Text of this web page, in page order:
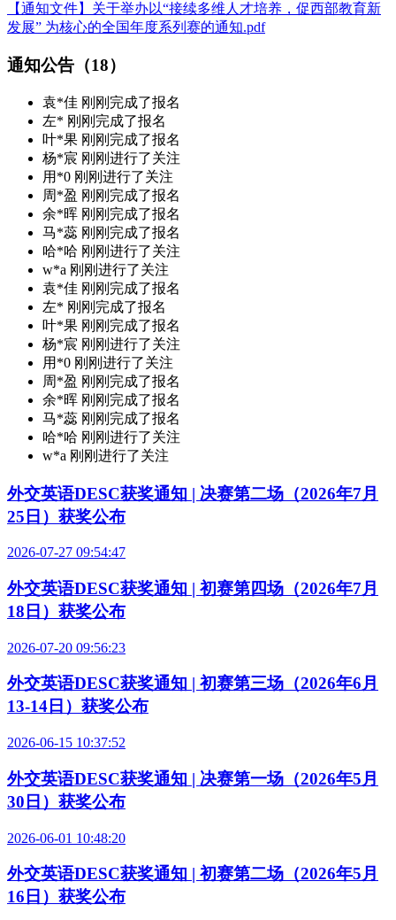
【通知文件】关于举办以“接续多维人才培养，促西部教育新
发展” 为核心的全国年度系列赛的通知.pdf
通知公告（18）
袁*佳 刚刚完成了报名
左* 刚刚完成了报名
叶*果 刚刚完成了报名
杨*宸 刚刚进行了关注
用*0 刚刚进行了关注
周*盈 刚刚完成了报名
余*晖 刚刚完成了报名
马*蕊 刚刚完成了报名
哈*哈 刚刚进行了关注
w*a 刚刚进行了关注
袁*佳 刚刚完成了报名
左* 刚刚完成了报名
叶*果 刚刚完成了报名
杨*宸 刚刚进行了关注
用*0 刚刚进行了关注
周*盈 刚刚完成了报名
余*晖 刚刚完成了报名
马*蕊 刚刚完成了报名
哈*哈 刚刚进行了关注
w*a 刚刚进行了关注
外交英语DESC获奖通知 | 决赛第二场（2026年7月
25日）获奖公布
2026-07-27 09:54:47
外交英语DESC获奖通知 | 初赛第四场（2026年7月
18日）获奖公布
2026-07-20 09:56:23
外交英语DESC获奖通知 | 初赛第三场（2026年6月
13-14日）获奖公布
2026-06-15 10:37:52
外交英语DESC获奖通知 | 决赛第一场（2026年5月
30日）获奖公布
2026-06-01 10:48:20
外交英语DESC获奖通知 | 初赛第二场（2026年5月
16日）获奖公布